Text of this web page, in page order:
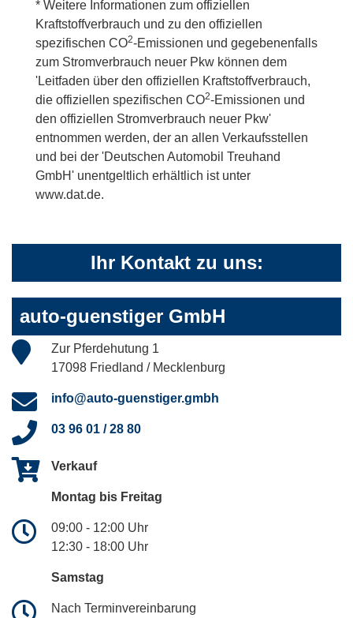
* Weitere Informationen zum offiziellen
Kraftstoffverbrauch und zu den offiziellen
spezifischen CO2-Emissionen und gegebenenfalls
zum Stromverbrauch neuer Pkw können dem
'Leitfaden über den offiziellen Kraftstoffverbrauch,
die offiziellen spezifischen CO2-Emissionen und
den offiziellen Stromverbrauch neuer Pkw'
entnommen werden, der an allen Verkaufsstellen
und bei der 'Deutschen Automobil Treuhand
GmbH' unentgeltlich erhältlich ist unter
www.dat.de.
Ihr Kontakt zu uns:
auto-guenstiger GmbH
Zur Pferdehutung 1
17098 Friedland / Mecklenburg
info@auto-guenstiger.gmbh
03 96 01 / 28 80
Verkauf
Montag bis Freitag
09:00 - 12:00 Uhr
12:30 - 18:00 Uhr
Samstag
Nach Terminvereinbarung